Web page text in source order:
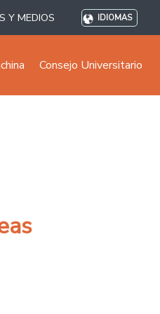
Y MEDIOS IDIOMAS
Consejo Universitario